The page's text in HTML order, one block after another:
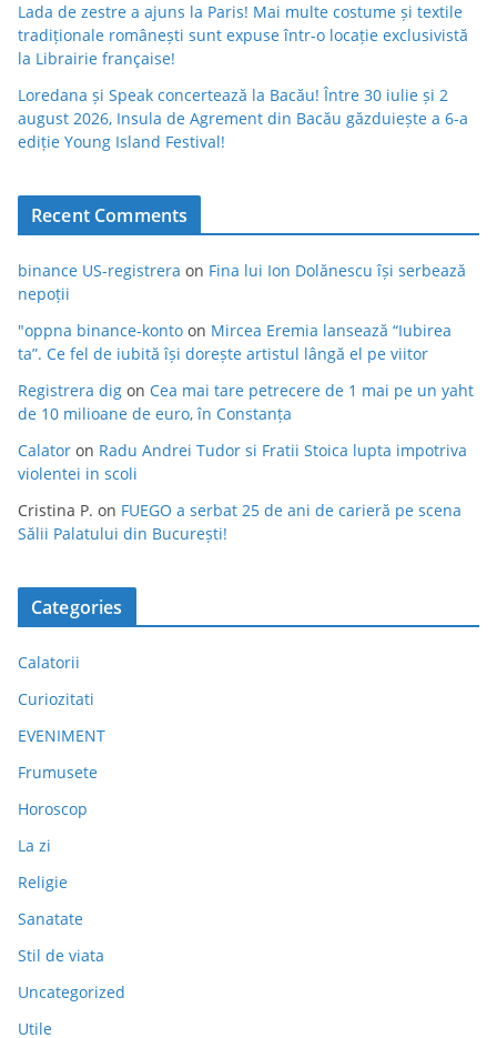
Lada de zestre a ajuns la Paris! Mai multe costume și textile
tradiționale românești sunt expuse într-o locație exclusivistă
la Librairie française!
Loredana și Speak concertează la Bacău! Între 30 iulie și 2
august 2026, Insula de Agrement din Bacău găzduiește a 6-a
ediție Young Island Festival!
Recent Comments
binance US-registrera on Fina lui Ion Dolănescu își serbează
nepoții
"oppna binance-konto on Mircea Eremia lansează “Iubirea
ta”. Ce fel de iubită își dorește artistul lângă el pe viitor
Registrera dig on Cea mai tare petrecere de 1 mai pe un yaht
de 10 milioane de euro, în Constanța
Calator on Radu Andrei Tudor si Fratii Stoica lupta impotriva
violentei in scoli
Cristina P. on FUEGO a serbat 25 de ani de carieră pe scena
Sălii Palatului din București!
Categories
Calatorii
Curiozitati
EVENIMENT
Frumusete
Horoscop
La zi
Religie
Sanatate
Stil de viata
Uncategorized
Utile